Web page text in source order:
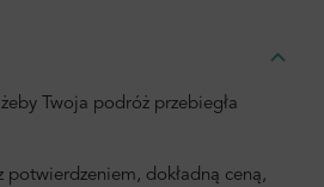
Twoja podróż przebiegła
potwierdzeniem, dokładną ceną,